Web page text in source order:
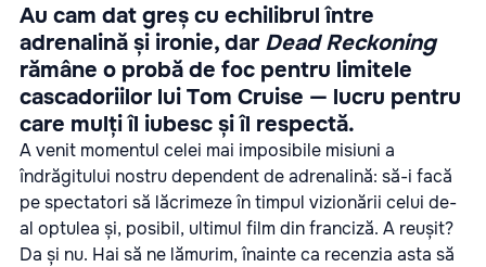
Au cam dat greș cu echilibrul între
adrenalină și ironie, dar Dead Reckoning
rămâne o probă de foc pentru limitele
cascadoriilor lui Tom Cruise — lucru pentru
care mulți îl iubesc și îl respectă.
A venit momentul celei mai imposibile misiuni a
îndrăgitului nostru dependent de adrenalină: să-i facă
pe spectatori să lăcrimeze în timpul vizionării celui de-
al optulea și, posibil, ultimul film din franciză. A reușit?
Da și nu. Hai să ne lămurim, înainte ca recenzia asta să